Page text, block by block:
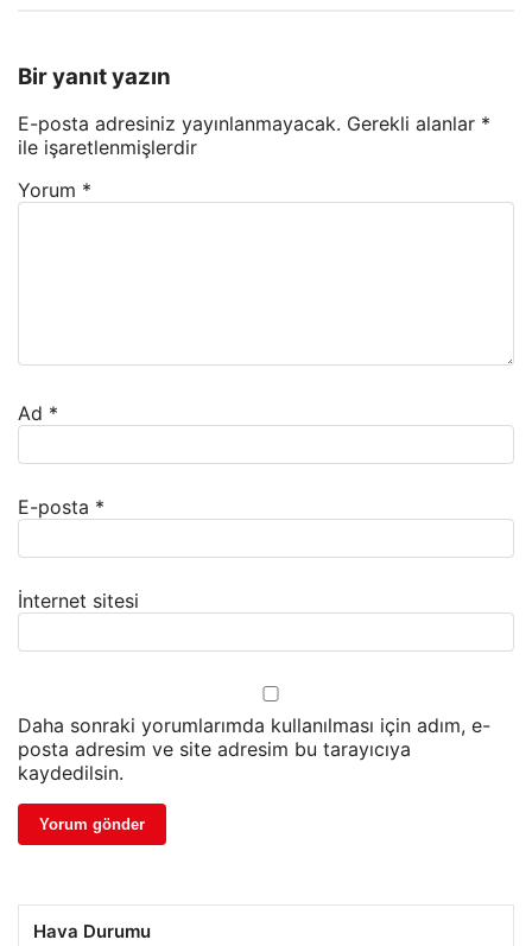
Bir yanıt yazın
E-posta adresiniz yayınlanmayacak. Gerekli alanlar *
ile işaretlenmişlerdir
Yorum *
Ad *
E-posta *
İnternet sitesi
Daha sonraki yorumlarımda kullanılması için adım, e-
posta adresim ve site adresim bu tarayıcıya
kaydedilsin.
Hava Durumu